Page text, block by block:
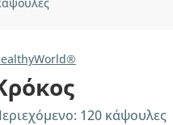
120 κάψουλες